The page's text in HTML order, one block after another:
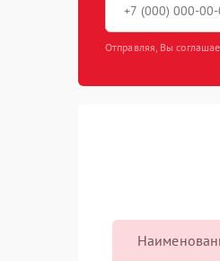
Отправляя, Вы